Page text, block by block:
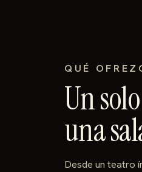
QUÉ
Un
una
Desde un teatro